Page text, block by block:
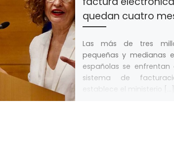
quedan cuatro
Las más de tres
pequeñas y medianas
españolas se enfrentan
sistema de
establece el ministerio […]